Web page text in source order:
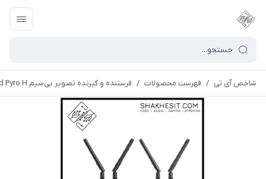
شاخص آی تی / فهرست محصولات / فرستنده و گیرنده تصویر بی‌سیم Hollyland Pyro H